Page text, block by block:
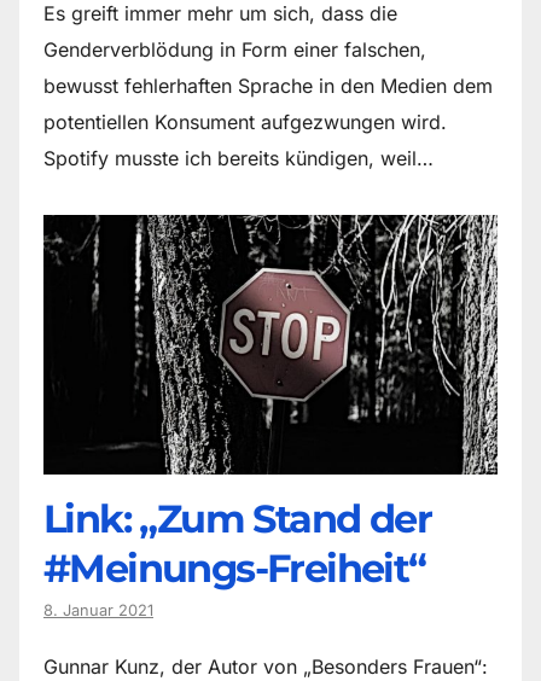
Es greift immer mehr um sich, dass die
Genderverblödung in Form einer falschen,
bewusst fehlerhaften Sprache in den Medien dem
potentiellen Konsument aufgezwungen wird.
Spotify musste ich bereits kündigen, weil…
Link: „Zum Stand der
#Meinungs-Freiheit“
8. Januar 2021
Gunnar Kunz, der Autor von „Besonders Frauen“: